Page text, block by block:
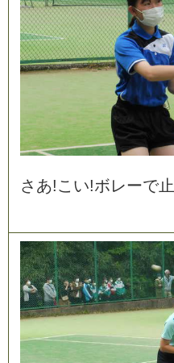
さ あ!こ い!ボレーで止